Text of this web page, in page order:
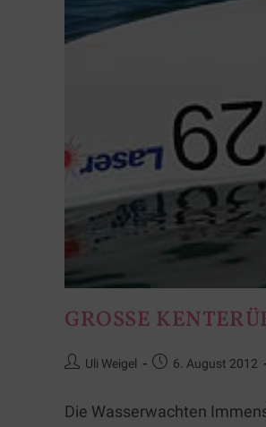
GROSSE
Uli Weigel 6. August 2012
Die Wasserwachten